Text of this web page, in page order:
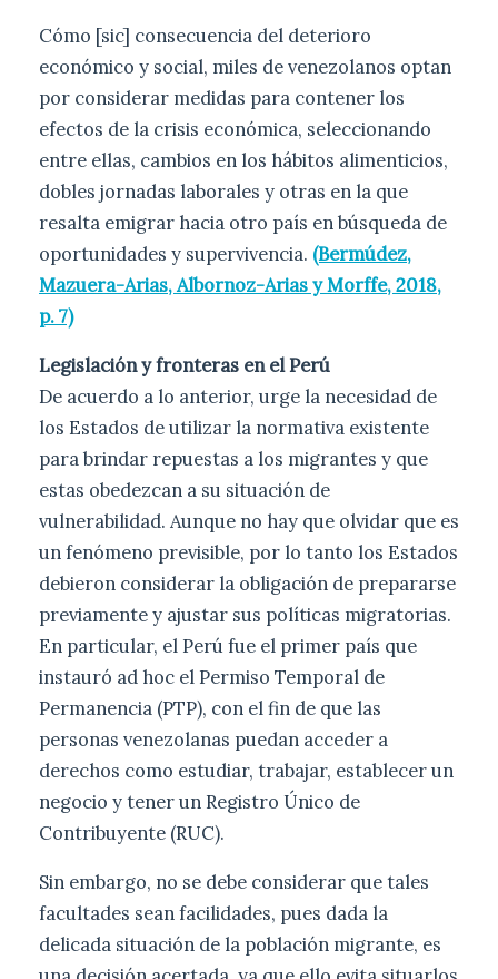
Cómo [sic] consecuencia del deterioro
económico y social, miles de venezolanos optan
por considerar medidas para contener los
efectos de la crisis económica, seleccionando
entre ellas, cambios en los hábitos alimenticios,
dobles jornadas laborales y otras en la que
resalta emigrar hacia otro país en búsqueda de
oportunidades y supervivencia. (Bermúdez,
Mazuera-Arias, Albornoz-Arias y Morffe, 2018,
p. 7)
Legislación y fronteras en el Perú
De acuerdo a lo anterior, urge la necesidad de
los Estados de utilizar la normativa existente
para brindar repuestas a los migrantes y que
estas obedezcan a su situación de
vulnerabilidad. Aunque no hay que olvidar que es
un fenómeno previsible, por lo tanto los Estados
debieron considerar la obligación de prepararse
previamente y ajustar sus políticas migratorias.
En particular, el Perú fue el primer país que
instauró ad hoc el Permiso Temporal de
Permanencia (PTP), con el fin de que las
personas venezolanas puedan acceder a
derechos como estudiar, trabajar, establecer un
negocio y tener un Registro Único de
Contribuyente (RUC).
Sin embargo, no se debe considerar que tales
facultades sean facilidades, pues dada la
delicada situación de la población migrante, es